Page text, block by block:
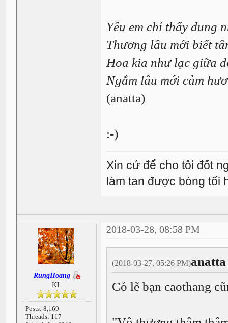
Yêu em chỉ thấy dung
Thương lâu mới biết
Hoa kia như lạc giữa
Ngắm lâu mới cảm
(anatta)
:-)
Xin cứ để cho tôi đốt
làm tan được bóng tối
RungHoang
KL
Posts: 8,169
Threads: 117
2018-03-28, 08:58 PM
(2018-03-27, 05:26 PM)
Có lẽ bạn caothang